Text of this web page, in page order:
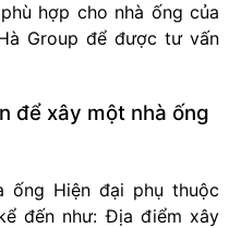
hợp cho nhà ống của
Group để được tư vấn
để xây một nhà ống
ống Hiện đại phụ thuộc
đến như: Địa điểm xây